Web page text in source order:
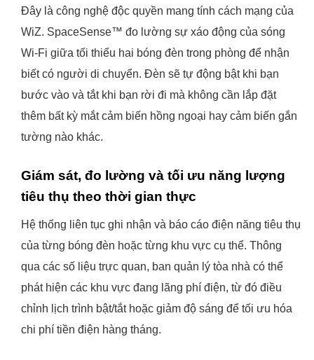
Đây là công nghệ độc quyền mang tính cách mạng của
WiZ. SpaceSense™ đo lường sự xáo động của sóng
Wi-Fi giữa tối thiểu hai bóng đèn trong phòng để nhận
biết có người di chuyển. Đèn sẽ tự động bật khi bạn
bước vào và tắt khi bạn rời đi mà không cần lắp đặt
thêm bất kỳ mắt cảm biến hồng ngoại hay cảm biến gắn
tường nào khác.
Giám sát, đo lường và tối ưu năng lượng
tiêu thụ theo thời gian thực
Hệ thống liên tục ghi nhận và báo cáo điện năng tiêu thụ
của từng bóng đèn hoặc từng khu vực cụ thể. Thông
qua các số liệu trực quan, ban quản lý tòa nhà có thể
phát hiện các khu vực đang lãng phí điện, từ đó điều
chỉnh lịch trình bật/tắt hoặc giảm độ sáng để tối ưu hóa
chi phí tiền điện hàng tháng.